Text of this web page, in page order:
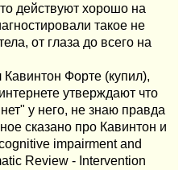
действуют хорошо на
такое не
от глаза до всего на
Кавинтон Форте (купил),
утверждают что
у него, не знаю правда
сказано про Кавинтон и
impairment and
Review - Intervention